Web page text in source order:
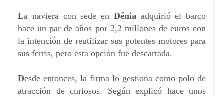
La naviera con sede en Dénia adquirió el barco
hace un par de años por 2,2 millones de euroscon
la intención de reutilizar sus potentes motores para
sus ferris, pero esta opción fue descartada.
Desde entonces, la firma lo gestiona como polo de
atracción de curiosos. Según explicó hace unos